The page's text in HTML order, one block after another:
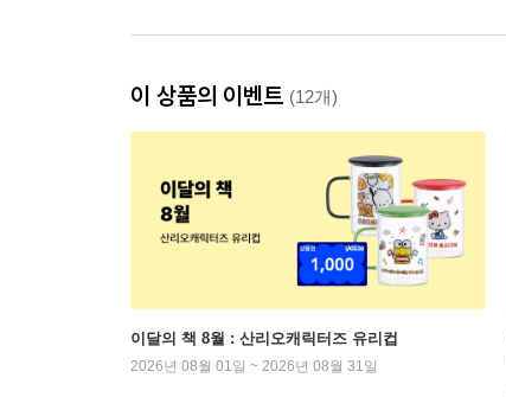
이 상품의 이벤트 (12개)
이달의 책 8월 : 산리오캐릭터즈 유리컵
2026년 08월 01일 ~ 2026년 08월 31일